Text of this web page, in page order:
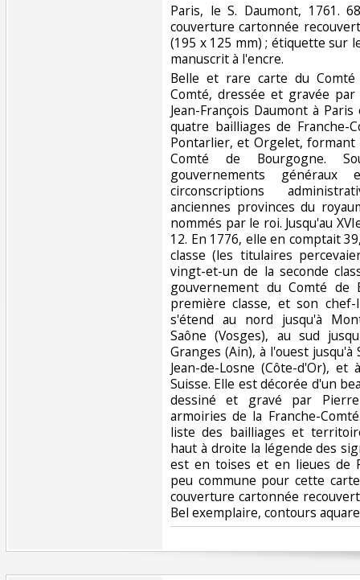
‎Paris, le S. Daumont, 1761.
couverture cartonnée
(195 x 125 mm) ; étiquette
manuscrit à l'encre.‎
‎Belle et rare carte du
Comté, dressée et gravée
Jean-François Daumont à
quatre bailliages de Franche-
Pontarlier, et Orgelet,
Comté de Bourgogne.
gouvernements
circonscriptions
anciennes provinces du
nommés par le roi. Jusqu'au
12. En 1776, elle en comptait
classe (les titulaires
vingt-et-un de la seconde
gouvernement du Comté de
première classe, et son
s'étend au nord jusqu'à
Saône (Vosges), au sud
Granges (Ain), à l'ouest jusqu'à
Jean-de-Losne (Côte-d'Or),
Suisse. Elle est décorée d'un
dessiné et gravé par
armoiries de la Franche-
liste des bailliages et
haut à droite la légende des
est en toises et en lieues de
peu commune pour cette
couverture cartonnée
Bel exemplaire, contours